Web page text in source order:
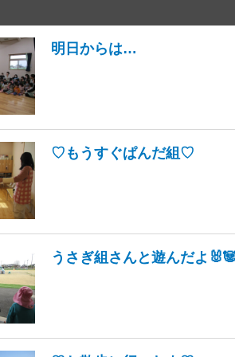
明日からは…
♡もうすぐぱんだ組♡
うさぎ組さんと遊んだよ